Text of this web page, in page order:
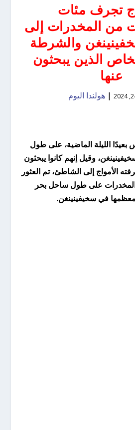
تجرف مئات
من المخدرات إلى
والشرطة
الذين يبحثون
عنها
|هولندا اليوم
الليلة الماضية، على طول
وقيل إنهم كانوا يبحثون
الأمواج إلى الشاطئ، تم العثور
على طول ساحل بحر
في سخيفينينغن.